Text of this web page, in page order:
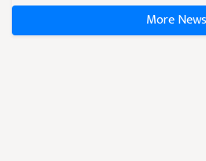
More News